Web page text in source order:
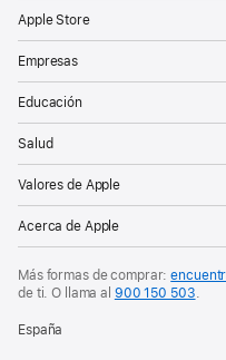
Apple Store
Empresas
Educación
Salud
Valores de Apple
Acerca de Apple
Más formas de comprar:
de ti. O
llama al 900 150 503
España